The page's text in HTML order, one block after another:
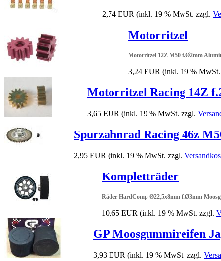
2,74 EUR (inkl. 19 % MwSt. zzgl.
Motorritzel
Motorritzel 12Z M50 f.Ø2mm
3,24 EUR (inkl. 19 %
Motorritzel Racing 14Z
3,65 EUR (inkl. 19 % MwSt. zzgl.
Spurzahnrad Racing 46z
2,95 EUR (inkl. 19 % MwSt. zzgl.
Kompletträder
Räder HardComp Ø22,5x8mm f.Ø3mm
10,65 EUR (inkl. 19 % MwSt. zzgl.
GP Moosgummireifen
3,93 EUR (inkl. 19 % MwSt. zzgl.